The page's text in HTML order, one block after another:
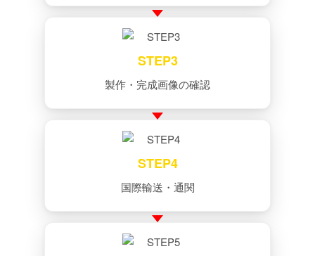
STEP3
製作・完成画像の確認
STEP4
国際輸送・通関